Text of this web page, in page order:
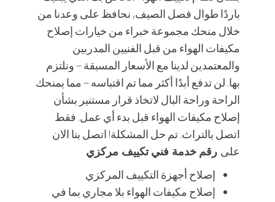
باردًا طوال فصل الصيف, نحافظ على وعدنا من
خلال منحك مجموعة خبراء من خيارات إصلاح
مكيفات الهواء من قبل الفنيين المدربين
والمعتمدين لدينا مع الأسعار المسبقة – ونلتزم
بها. لن تدفع أبدًا أكثر مما تم اقتباسه – مما يمنحك
الراحة وراحة البال لاتخاذ قرار مستنير بشأن
إصلاح مكيفات الهواء قبل بدء أي عمل. فقط
اتصل بالتراث. تم حل المشكلة! اتصل بنا الان
على رقم خدمة فني تكييف مركزي
إصلاح أجهزة التكييف المركزي
إصلاح مكيفات الهواء بلا مجاري بما في